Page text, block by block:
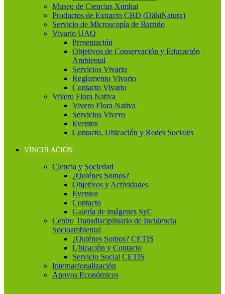
Museo de Ciencias Ximhai
Productos de Extracto CBD (DähiNatura)
Servicio de Microscopía de Barrido
Vivario UAQ
Presentación
Objetivos de Conservación y Educación
Ambiental
Servicios Vivario
Reglamento Vivario
Contacto Vivario
Vivero Flora Nativa
Vivero Flora Nativa
Servicios Vivero
Eventos
Contacto, Ubicación y Redes Sociales
VINCULACIÓN
Ciencia y Sociedad
¿Quiénes Somos?
Objetivos y Actividades
Eventos
Contacto
Galería de imágenes SyC
Centro Transdisciplinario de Incidencia
Socioambiental
¿Quiénes Somos? CETIS
Ubicación y Contacto
Servicio Social CETIS
Internacionalización
Apoyos Económicos